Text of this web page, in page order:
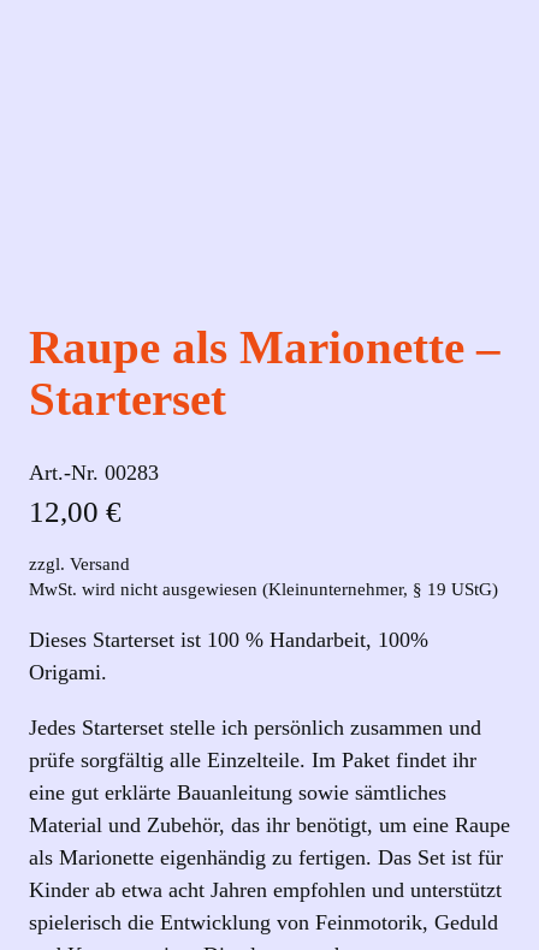
Raupe als Marionette –
Starterset
Art.-Nr. 00283
12,00 €
zzgl. Versand
MwSt. wird nicht ausgewiesen (Kleinunternehmer, § 19 UStG)
Dieses Starterset ist 100 % Handarbeit, 100%
Origami.
Jedes Starterset stelle ich persönlich zusammen und
prüfe sorgfältig alle Einzelteile. Im Paket findet ihr
eine gut erklärte Bauanleitung sowie sämtliches
Material und Zubehör, das ihr benötigt, um eine Raupe
als Marionette eigenhändig zu fertigen. Das Set ist für
Kinder ab etwa acht Jahren empfohlen und unterstützt
spielerisch die Entwicklung von Feinmotorik, Geduld